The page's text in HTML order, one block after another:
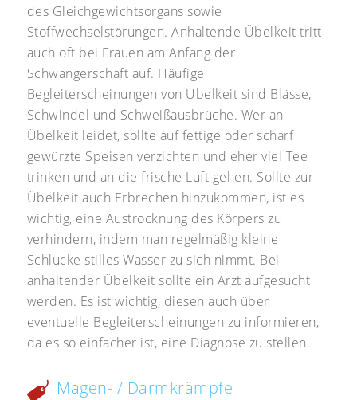
des Gleichgewichtsorgans sowie
Stoffwechselstörungen. Anhaltende Übelkeit tritt
auch oft bei Frauen am Anfang der
Schwangerschaft auf. Häufige
Begleiterscheinungen von Übelkeit sind Blässe,
Schwindel und Schweißausbrüche. Wer an
Übelkeit leidet, sollte auf fettige oder scharf
gewürzte Speisen verzichten und eher viel Tee
trinken und an die frische Luft gehen. Sollte zur
Übelkeit auch Erbrechen hinzukommen, ist es
wichtig, eine Austrocknung des Körpers zu
verhindern, indem man regelmäßig kleine
Schlucke stilles Wasser zu sich nimmt. Bei
anhaltender Übelkeit sollte ein Arzt aufgesucht
werden. Es ist wichtig, diesen auch über
eventuelle Begleiterscheinungen zu informieren,
da es so einfacher ist, eine Diagnose zu stellen.
Magen- / Darmkrämpfe